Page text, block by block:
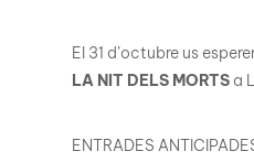
El 31 d’octubre us
LA NIT DELS MORTSa
ENTRADES